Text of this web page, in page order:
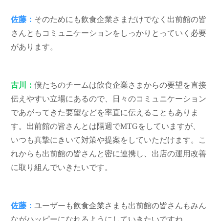
佐藤： そのためにも飲食企業さまだけでなく出前館の皆
さんともコミュニケーションをしっかりとっていく必要
があります。
古川：僕たちのチームは飲食企業さまからの要望を直接
伝えやすい立場にあるので、日々のコミュニケーション
であがってきた要望などを率直に伝えることもありま
す。出前館の皆さんとは隔週でMTGをしていますが、
いつも真摯にきいて対策や提案をしていただけます。こ
れからも出前館の皆さんと密に連携し、出店の運用改善
に取り組んでいきたいです。
佐藤：ユーザーも飲食企業さまも出前館の皆さんもみん